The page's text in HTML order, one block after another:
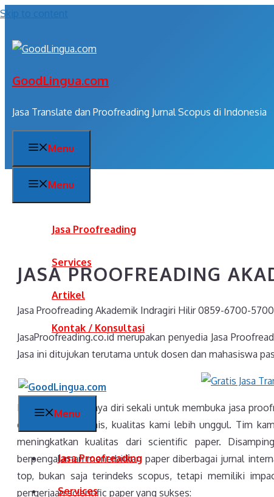
Skip to content
GoodLingua.com
Jasa Translate dan Proofreading Jurnal Scopus di Indonesia
Menu
Menu
Jasa Proofreading
Services
Artikel
Kontak / Konsultasi
Menu
Jasa Proofreading
Services
JASA PROOFREADING
Jasa Proofreading Akademik Indragiri Hilir 0859-6700-
JasaProofreading.co.id merupakan penyedia Jasa
Jasa ini ditujukan terutama untuk dosen dan mahasiswa
Kami sangat percaya diri sekali untuk membuka jasa
dengan jasa sejenis, kualitas kami lebih unggul. Tim
meningkatkan kualitas dari scientific paper.
berpengalaman menerbitkan paper diberbagai jurnal
top, bukan saja terindeks scopus, tetapi memiliki
pengerjaan scientific paper yang sukses: